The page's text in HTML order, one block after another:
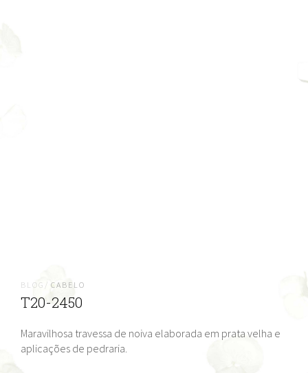
BLOG/ CABELO
T20-2450
Maravilhosa travessa de noiva elaborada em prata velha e
aplicações de pedraria.